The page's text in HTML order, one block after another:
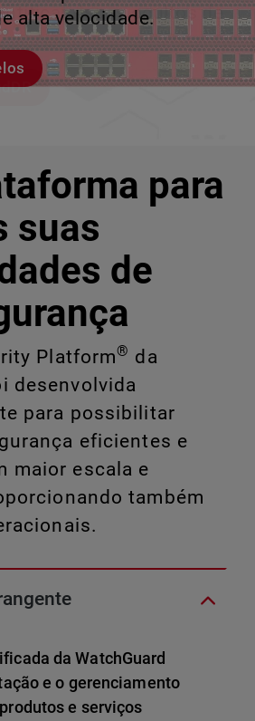
alta velocidade.
riscos ocultos de
EDR
para
suas
de
Platform® da
desenvolvida
para possibilitar
eficientes e
maior escala e
também
da WatchGuard
e o gerenciamento
e serviços